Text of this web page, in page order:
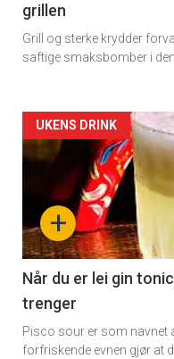
grillen
Grill og sterke krydder
saftige smaksbomber i
Forsiden
akkurat
nå
-
2
+
UKENS DRINK
Når du er lei gin
trenger
Pisco sour er som navnet
forfriskende evnen gjør at